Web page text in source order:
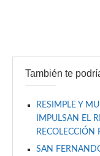
También te
RESIMPLE Y
IMPULSAN EL
RECOLECCIÓN
SAN